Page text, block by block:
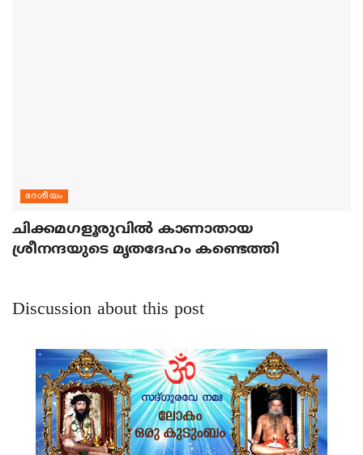
ദേശീയം
ചിക്കമഗളൂരുവില്‍ കാണാതായ
ശ്രീനന്ദയുടെ മൃതദേഹം കണ്ടെത്തി
Discussion about this post